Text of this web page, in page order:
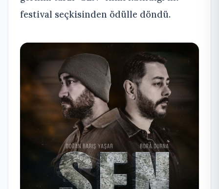
festival seçkisinden ödülle döndü.